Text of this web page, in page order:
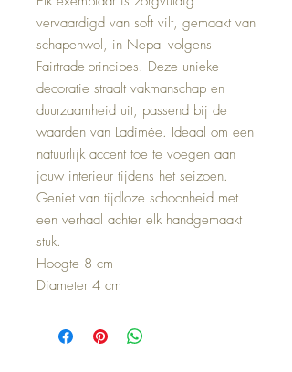
vervaardigd van soft vilt, gemaakt van
schapenwol, in Nepal volgens
Fairtrade-principes. Deze unieke
decoratie straalt vakmanschap en
duurzaamheid uit, passend bij de
waarden van Ladîmée. Ideaal om een
natuurlijk accent toe te voegen aan
jouw interieur tijdens het seizoen.
Geniet van tijdloze schoonheid met
een verhaal achter elk handgemaakt
stuk.
Hoogte 8 cm
Diameter 4 cm